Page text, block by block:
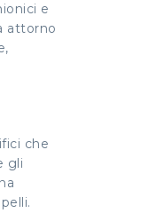
e
attorno
che
gli